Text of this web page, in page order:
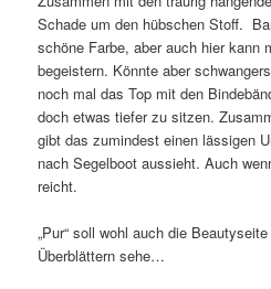
Schade um den hübschen Stoff.
schöne Farbe, aber auch hier kann
begeistern. Könnte aber
noch mal das Top mit den
doch etwas tiefer zu sitzen.
gibt das zumindest einen lässigen
nach Segelboot aussieht. Auch
reicht.
„Pur“ soll wohl auch die
Überblättern sehe…